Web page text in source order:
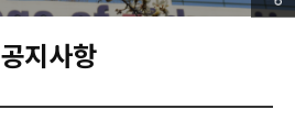
공지사항